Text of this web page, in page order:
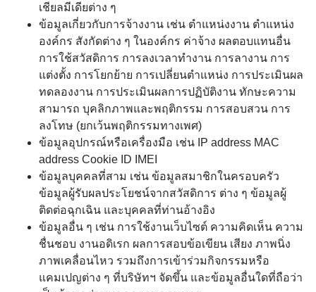
เชียลมีเดียต่าง ๆ
ข้อมูลเกี่ยวกับการจ้างงาน เช่น ตำแหน่งงาน ตำแหน่ง
องค์กร สังกัดต่าง ๆ ในองค์กร ค่าจ้าง ผลตอบแทนอื่น
การใช้สวัสดิการ การลงเวลาทำงาน การลางาน การ
แต่งตั้ง การโยกย้าย การเปลี่ยนตำแหน่ง การประเมินผล
ทดลองงาน การประเมินผลการปฏิบัติงาน ทักษะความ
สามารถ บุคลิกภาพและพฤติกรรม การสอบสวน การ
ลงโทษ (ยกเว้นพฤติกรรมทางเพศ)
ข้อมูลอุปกรณ์หรือเครื่องมือ เช่น IP address MAC
address Cookie ID IMEI
ข้อมูลบุคคลที่สาม เช่น ข้อมูลสมาชิกในครอบครัว
ข้อมูลผู้รับผลประโยชน์จากสวัสดิการ ต่าง ๆ ข้อมูลผู้
ติดต่อฉุกเฉิน และบุคคลที่ท่านอ้างอิง
ข้อมูลอื่น ๆ เช่น การใช้งานเว็บไซต์ ความคิดเห็น ความ
ชื่นชอบ งานอดิเรก ผลการสอบข้อเขียน เสียง ภาพนิ่ง
ภาพเคลื่อนไหว รวมถึงการเข้าร่วมกิจกรรมหรือ
แคมเปญต่าง ๆ ที่บริษัทฯ จัดขึ้น และข้อมูลอื่นใดที่ถือว่า